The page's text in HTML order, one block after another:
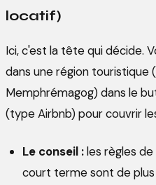
locatif)
Ici, c'est la tête qui décide.
dans une région touristique
Memphrémagog) dans le
(type Airbnb) pour couvrir
Le conseil :les règles
court terme sont de